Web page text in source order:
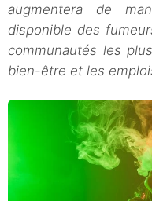
augmentera de
disponible des
communautés les
bien-être et les